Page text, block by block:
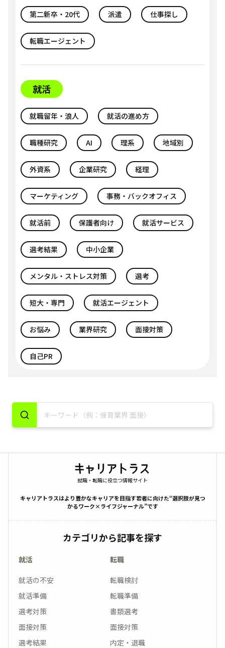
第二新卒・20代 派遣 仕事探し
転職エージェント
就活
就職留年・浪人 就活の進め方
職種研究 AI 理系 地域別
外資系 企業研究 経理
マーケティング 事務・バックオフィス
就活前 保護者向け 就活サービス
選考結果 中小企業
メンタル・ストレス対策 選考
短大・専門 就活エージェント
お悩み 業界研究 面接対策
自己PR
就職・転職に役立つ情報サイト
キャリアトラスはより豊かなキャリアを目指す若者に向けた“選択肢が見つ
かるワーク×ライフジャーナル”です
カテゴリから記事を探す
就活
就活の不安
就活準備
選考対策
面接対策
選考結果
転職
転職検討
転職準備
書類選考
面接対策
内定・退職